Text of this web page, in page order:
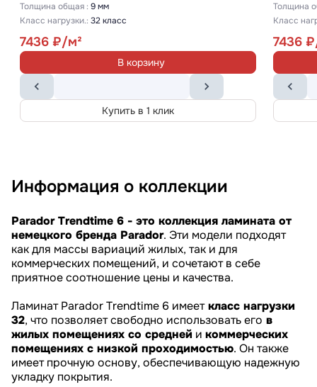
Толщина общая : 9 мм
Класс нагрузки.: 32 класс
7436
В корзину
Купить в 1 клик
Толщина
Класс
7436
Информация о коллекции
Parador Trendtime 6 - это коллекция ламината от
немецкого бренда Parador. Эти модели подходят
как для массы вариаций жилых, так и для
коммерческих помещений, и сочетают в себе
приятное соотношение цены и качества.
Ламинат Parador Trendtime 6 имееткласс нагрузки
32, что позволяет свободно использовать его в
жилых помещениях со средней и коммерческих
помещениях с низкой проходимостью. Он также
имеет прочную основу, обеспечивающую надежную
укладку покрытия.